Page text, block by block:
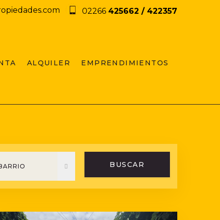
02266 425662 / 422357
ALQUILER EMPRENDIMIENTOS
BUSCAR